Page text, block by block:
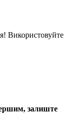
Використовуйте
залиште